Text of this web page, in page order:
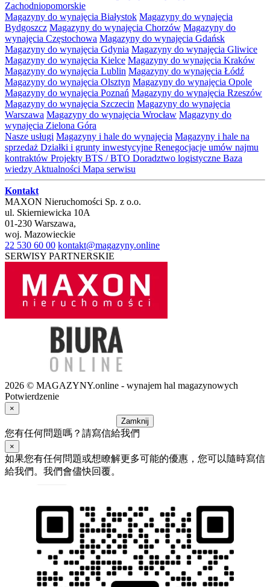
Zachodniopomorskie
Magazyny do wynajęcia Białystok Magazyny do wynajęcia
Bydgoszcz Magazyny do wynajęcia Chorzów Magazyny do
wynajęcia Częstochowa Magazyny do wynajęcia Gdańsk
Magazyny do wynajęcia Gdynia Magazyny do wynajęcia Gliwice
Magazyny do wynajęcia Kielce Magazyny do wynajęcia Kraków
Magazyny do wynajęcia Lublin Magazyny do wynajęcia Łódź
Magazyny do wynajęcia Olsztyn Magazyny do wynajęcia Opole
Magazyny do wynajęcia Poznań Magazyny do wynajęcia Rzeszów
Magazyny do wynajęcia Szczecin Magazyny do wynajęcia
Warszawa Magazyny do wynajęcia Wrocław Magazyny do
wynajęcia Zielona Góra
Nasze usługi Magazyny i hale do wynajęcia Magazyny i hale na
sprzedaż Działki i grunty inwestycyjne Renegocjacje umów najmu
kontraktów Projekty BTS / BTO Doradztwo logistyczne Baza
wiedzy Aktualności Mapa serwisu
Kontakt
MAXON Nieruchomości Sp. z o.o.
ul. Skierniewicka 10A
01-230 Warszawa,
woj. Mazowieckie
22 530 60 00 kontakt@magazyny.online
SERWISY PARTNERSKIE
2026 © MAGAZYNY.online - wynajem hal magazynowych
Potwierdzenie
×
Zamknij
您有任何問題嗎？請寫信給我們
×
如果您有任何問題或想瞭解更多可能的優惠，您可以隨時寫信
給我們。我們會儘快回覆。